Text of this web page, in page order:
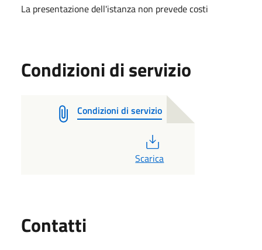
La presentazione dell'istanza non prevede costi
Condizioni di servizio
Condizioni di servizio
Scarica
Contatti